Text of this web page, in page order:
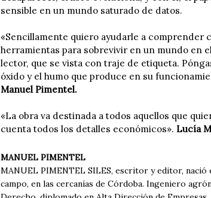
sensible en un mundo saturado de datos.
«Sencillamente quiero ayudarle a comprender
herramientas para sobrevivir en un mundo en
lector, que se vista con traje de etiqueta.
óxido y el humo que produce en su
Manuel Pimentel.
«La obra va destinada a todos aquellos que
cuenta todos los detalles económicos». Lucía
MANUEL PIMENTEL
MANUEL PIMENTEL SILES, escritor y editor, nació
campo, en las cercanías de Córdoba. Ingeniero